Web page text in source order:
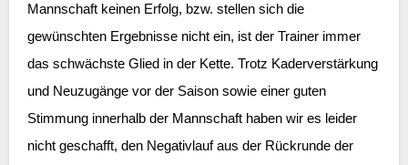
Mannschaft keinen Erfolg, bzw. stellen sich die
gewünschten Ergebnisse nicht ein, ist der Trainer immer
das schwächste Glied in der Kette. Trotz Kaderverstärkung
und Neuzugänge vor der Saison sowie einer guten
Stimmung innerhalb der Mannschaft haben wir es leider
nicht geschafft, den Negativlauf aus der Rückrunde der